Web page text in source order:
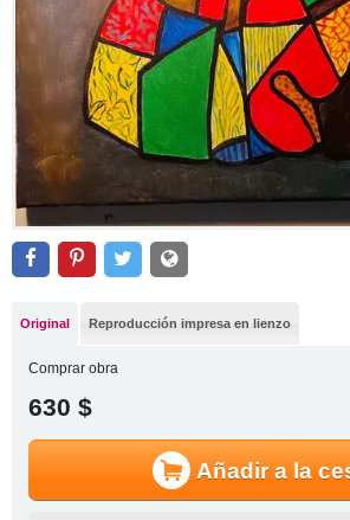
Original Reproducción impresa en lienzo
Comprar obra
630 $
Añadir a la